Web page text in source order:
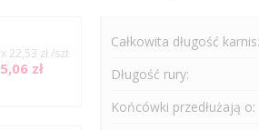
22,53 zł /szt
zł
Całkowita długość
Długość rury:
Końcówki przedłużają o: